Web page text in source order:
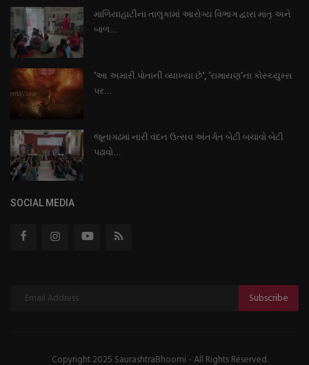
માળિયાહાટીના તાલુકામાં આરોગ્ય વિભાગ દ્વારા માતૃ અને
બાળ...
'આ અમારી પોતાની વ્યાખ્યા છે', ‘રામાયણ’ના કોસ્ચ્યુમ્સ
પર...
જૂનાગઢમાં નારી વંદન ઉત્સવ અંતર્ગત બેટી બચાવો બેટી
પઢાવો...
SOCIAL MEDIA
Subscribe
Copyright 2025 SaurashtraBhoomi - All Rights Reserved.